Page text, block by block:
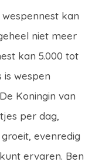
kan
niet meer
kan 5.000 tot
is wespen
Koningin van
per dag,
evenredig
ervaren. Ben